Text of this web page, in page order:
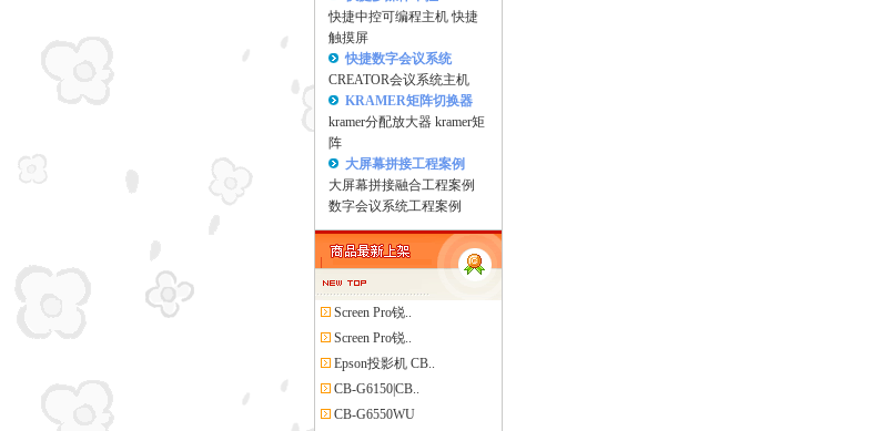
快捷中控可编程主机 快捷
触摸屏
快捷数字会议系统
CREATOR会议系统主机
KRAMER矩阵切换器
kramer分配放大器 kramer矩
阵
大屏幕拼接工程案例
大屏幕拼接融合工程案例
数字会议系统工程案例
Screen Pro锐..
Screen Pro锐..
Epson投影机 CB..
CB-G6150|CB..
CB-G6550WU